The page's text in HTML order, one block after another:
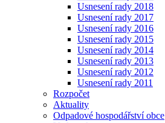
Usnesení rady 2018
Usnesení rady 2017
Usnesení rady 2016
Usnesení rady 2015
Usnesení rady 2014
Usnesení rady 2013
Usnesení rady 2012
Usnesení rady 2011
Rozpočet
Aktuality
Odpadové hospodářství obce